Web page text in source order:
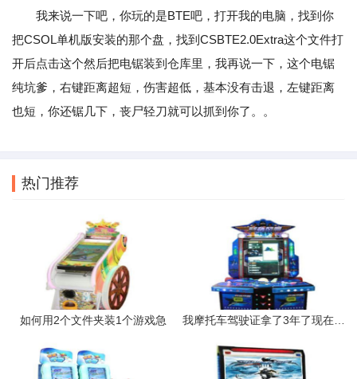
我来说一下吧，你玩的是BTE吧，打开我的电脑，找到你
把CSOL单机版安装的那个盘，找到CSBTE2.0Extra这个文件打
开后点击这个然后把电锯装到仓库里，我再说一下，这个电锯
纯坑爹，右键距离超短，伤害超低，基本没有击退，左键距离
也短，你还锯几下，丧尸轻刀就可以抓到你了。。
热门推荐
如何用2个文件夹装1个游戏急